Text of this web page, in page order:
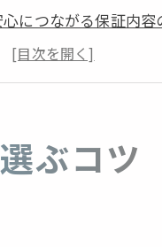
につながる保証内容
イントと防水工事品質
の有無が与える安心
防水工事の基礎知識
と契約内容に役立つ
ぶコツ